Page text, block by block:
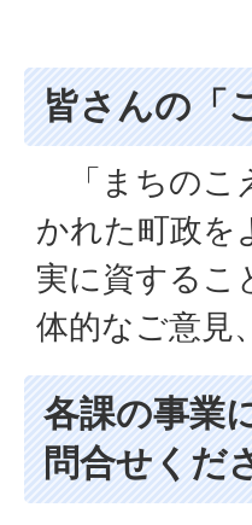
皆さんの「
「まちのこ
かれた町政を
実に資するこ
体的なご意見
各課の事業
問合せくだ